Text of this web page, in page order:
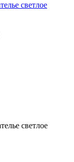
светлое
светлое